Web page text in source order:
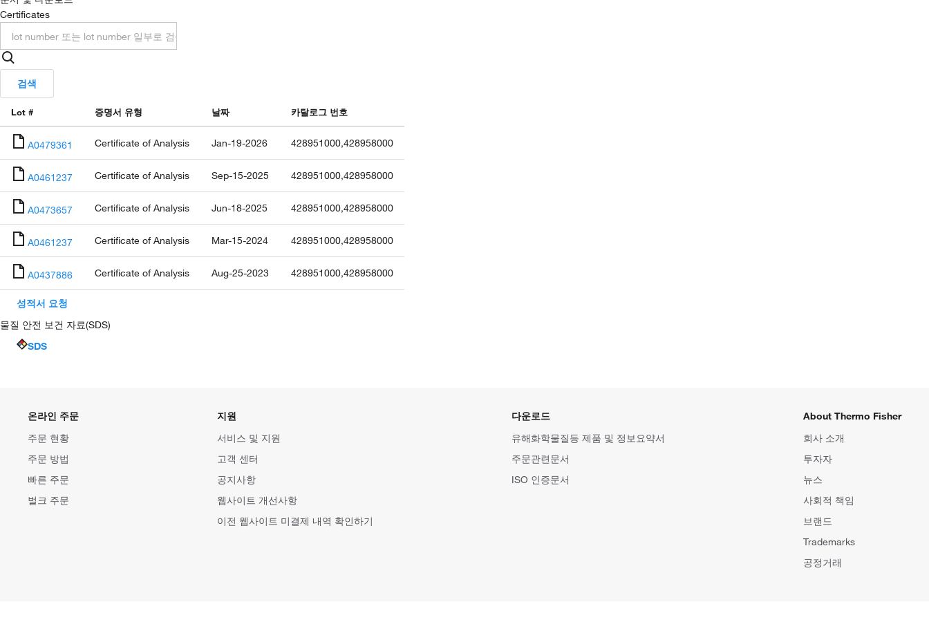
Certificates
검색
Lot # 증명서 유형 날짜 카탈로그 번호
A0479361 Certificate of Analysis Jan-19-2026 428951000,428958000
A0461237 Certificate of Analysis Sep-15-2025 428951000,428958000
A0473657 Certificate of Analysis Jun-18-2025 428951000,428958000
A0461237 Certificate of Analysis Mar-15-2024 428951000,428958000
A0437886 Certificate of Analysis Aug-25-2023 428951000,428958000
성적서 요청
물질 안전 보건 자료(SDS)
SDS
온라인 주문
주문 현황
주문 방법
빠른 주문
벌크 주문
지원
서비스 및 지원
고객 센터
공지사항
웹사이트 개선사항
이전 웹사이트 미결제 내역 확인하기
다운로드
유해화학물질등 제품 및 정보요약서
주문관련문서
ISO 인증문서
About Thermo Fisher
회사 소개
투자자
뉴스
사회적 책임
브랜드
Trademarks
공정거래